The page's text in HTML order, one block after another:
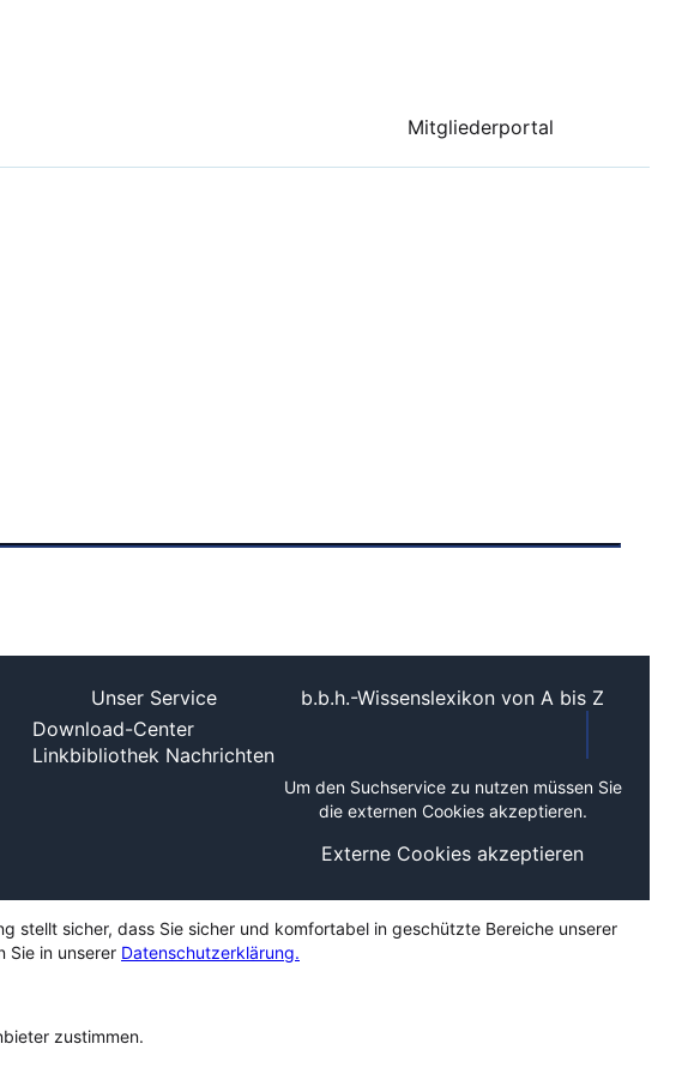
Mitgliederportal
Unser Service
Download-Center
Linkbibliothek Nachrichten
b.b.h.-Wissenslexikon von A bis Z
Um den Suchservice zu nutzen müssen Sie
die externen Cookies akzeptieren.
Externe Cookies akzeptieren
stellt sicher, dass Sie sicher und komfortabel in geschützte Bereiche unserer
Sie in unserer Datenschutzerklärung.
zustimmen.